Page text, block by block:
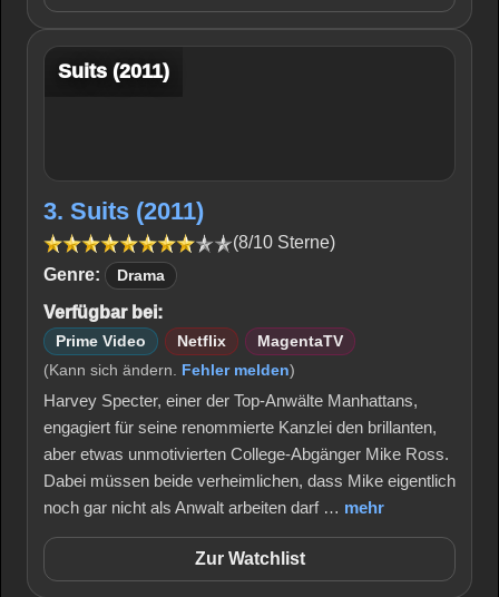
Suits (2011)
3. Suits (2011)
(8/10 Sterne)
Genre:
Drama
Verfügbar bei:
Prime Video Netflix
MagentaTV
(Kann sich ändern. Fehler melden)
Harvey Specter, einer der Top-Anwälte Manhattans,
engagiert für seine renommierte Kanzlei den brillanten,
aber etwas unmotivierten College-Abgänger Mike Ross.
Dabei müssen beide verheimlichen, dass Mike eigentlich
noch gar nicht als Anwalt arbeiten darf … mehr
Zur Watchlist